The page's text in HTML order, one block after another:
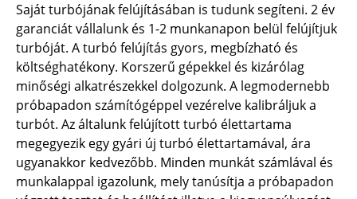
Saját turbójának felújításában is tudunk segíteni. 2 év
garanciát vállalunk és 1-2 munkanapon belül felújítjuk
turbóját. A turbó felújítás gyors, megbízható és
költséghatékony. Korszerű gépekkel és kizárólag
minőségi alkatrészekkel dolgozunk. A legmodernebb
próbapadon számítógéppel vezérelve kalibráljuk a
turbót. Az általunk felújított turbó élettartama
megegyezik egy gyári új turbó élettartamával, ára
ugyanakkor kedvezőbb. Minden munkát számlával és
munkalappal igazolunk, mely tanúsítja a próbapadon